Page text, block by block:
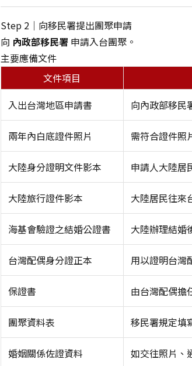
Step 2｜向移民署提出團聚申請
向 內政部移民署申請入台團聚。
主要應備文件
文件項目
入出台灣地區申請書
向內政部移民
兩年內白底證件照片 需符合證件照
大陸身分證明文件影本 申請人大陸居
大陸旅行證件影本 大陸居民往來
海基會驗證之結婚公證書 大陸辦理結婚
台灣配偶身分證正本 用以證明台灣
保證書 由台灣配偶擔
團聚資料表 移民署規定填
婚姻關係佐證資料 如交往照片、